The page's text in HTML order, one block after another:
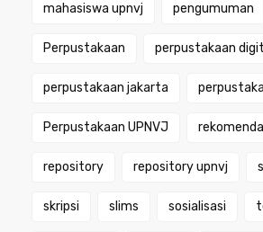
mahasiswa upnvj pengumuman
Perpustakaan perpustakaan
perpustakaan jakarta
Perpustakaan UPNVJ
repository repository upnvj
skripsi slims sosialisasi